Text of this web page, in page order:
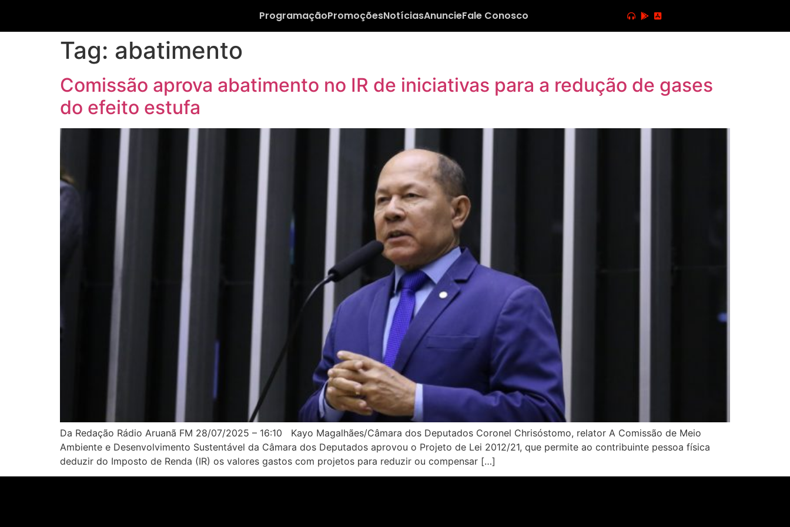
ProgramaçãoPromoçõesNotíciasAnuncieFale Conosco
Tag: abatimento
Comissão aprova abatimento no IR de iniciativas para a redução de gases
do efeito estufa
Da Redação Rádio Aruanã FM 28/07/2025 – 16:10 Kayo Magalhães/Câmara dos Deputados Coronel Chrisóstomo, relator A Comissão de Meio
Ambiente e Desenvolvimento Sustentável da Câmara dos Deputados aprovou o Projeto de Lei 2012/21, que permite ao contribuinte pessoa física
deduzir do Imposto de Renda (IR) os valores gastos com projetos para reduzir ou compensar […]